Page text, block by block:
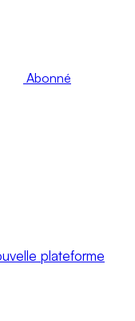
Abonné
plateforme